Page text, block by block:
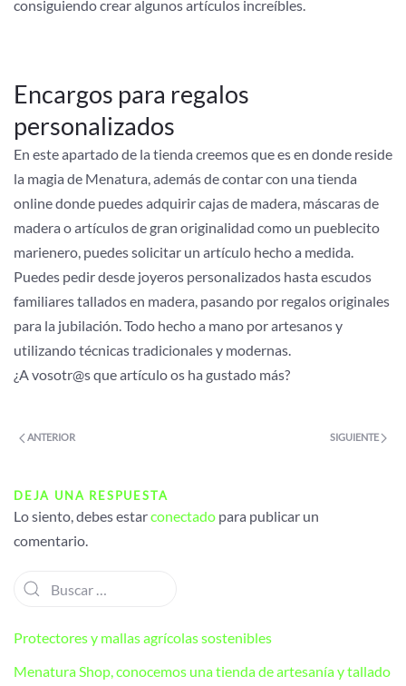
consiguiendo crear algunos artículos increíbles.
Encargos para regalos
personalizados
En este apartado de la tienda creemos que es en donde reside
la magia de Menatura, además de contar con una tienda
online donde puedes adquirir cajas de madera, máscaras de
madera o artículos de gran originalidad como un pueblecito
marienero, puedes solicitar un artículo hecho a medida.
Puedes pedir desde joyeros personalizados hasta escudos
familiares tallados en madera, pasando por regalos originales
para la jubilación. Todo hecho a mano por artesanos y
utilizando técnicas tradicionales y modernas.
¿A vosotr@s que artículo os ha gustado más?
ANTERIOR SIGUIENTE
DEJA UNA RESPUESTA
Lo siento, debes estarconectado para publicar un
comentario.
Protectores y mallas agrícolas sostenibles
Menatura Shop, conocemos una tienda de artesanía y tallado